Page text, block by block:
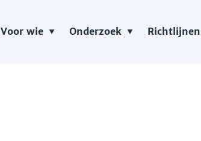
Voor wie Onderzoek Richtlijnen